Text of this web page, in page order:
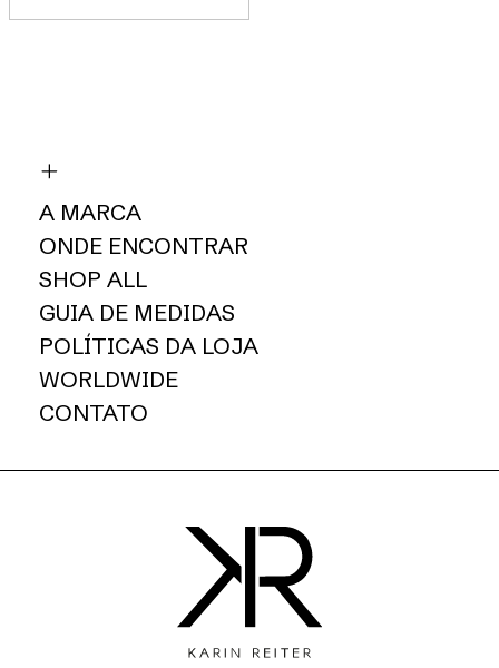
A MARCA
ONDE ENCONTRAR
SHOP ALL
GUIA DE MEDIDAS
POLÍTICAS DA LOJA
WORLDWIDE
CONTATO